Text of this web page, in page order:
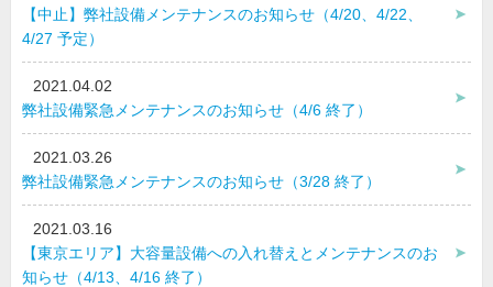
【中止】弊社設備メンテナンスのお知らせ（4/20、4/22、
4/27 予定）
2021.04.02
弊社設備緊急メンテナンスのお知らせ（4/6 終了）
2021.03.26
弊社設備緊急メンテナンスのお知らせ（3/28 終了）
2021.03.16
【東京エリア】大容量設備への入れ替えとメンテナンスのお
知らせ（4/13、4/16 終了）